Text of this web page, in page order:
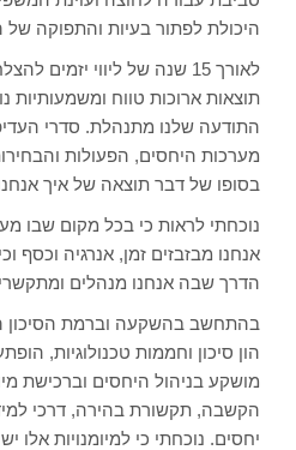
היכולת לפתור בעיות והתפוקה של
לאורך 15 שנה של ליווי
תוצאות ארוכות טווח ומשמעותיות
התודעה שלנו מתנהלת. סדרי
מערכות היחסים, הפעולות
בסופו של דבר תוצאה של איך
נוכחתי לראות כי בכל מקום שבו
אנחנו מבזבזים זמן, אנרגיה וכסף
הדרך שבה אנחנו מנהלים
בהתחשב בהשקעה וברמת הסיכון
הון סיכון וחממות טכנולוגיות,
מושקע בניהול היחסים וברכישת
הקשבה, תקשורת בהירה, דרכי
יחסים. נוכחתי כי למיומנויות